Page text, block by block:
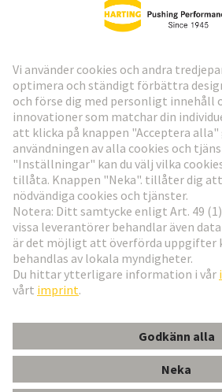
HARTING:s nyhetsbrev
Gå till registrering
Social Media
Sverige
© Teknologi-koncernen HARTING
ImprintIntegritetspolicy